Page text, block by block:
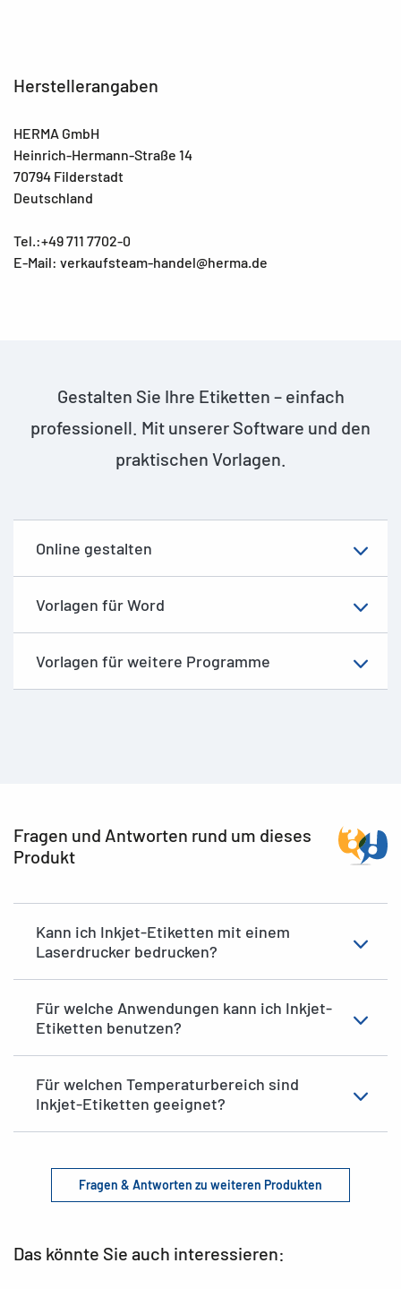
Herstellerangaben
HERMA GmbH
Heinrich-Hermann-Straße 14
70794 Filderstadt
Deutschland
Tel.:+49 711 7702-0
E-Mail: verkaufsteam-handel@herma.de
Gestalten Sie Ihre Etiketten – einfach
professionell. Mit unserer Software und den
praktischen Vorlagen.
Online gestalten
Vorlagen für Word
Vorlagen für weitere Programme
Fragen und Antworten rund um dieses
Produkt
Kann ich Inkjet-Etiketten mit einem
Laserdrucker bedrucken?
Für welche Anwendungen kann ich Inkjet-
Etiketten benutzen?
Für welchen Temperaturbereich sind
Inkjet-Etiketten geeignet?
Fragen & Antworten zu weiteren Produkten
Das könnte Sie auch interessieren: